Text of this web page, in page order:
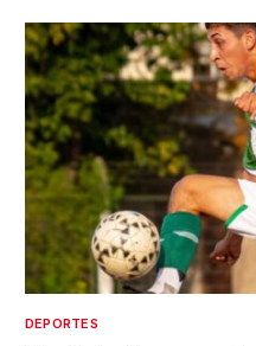
DEPORTES